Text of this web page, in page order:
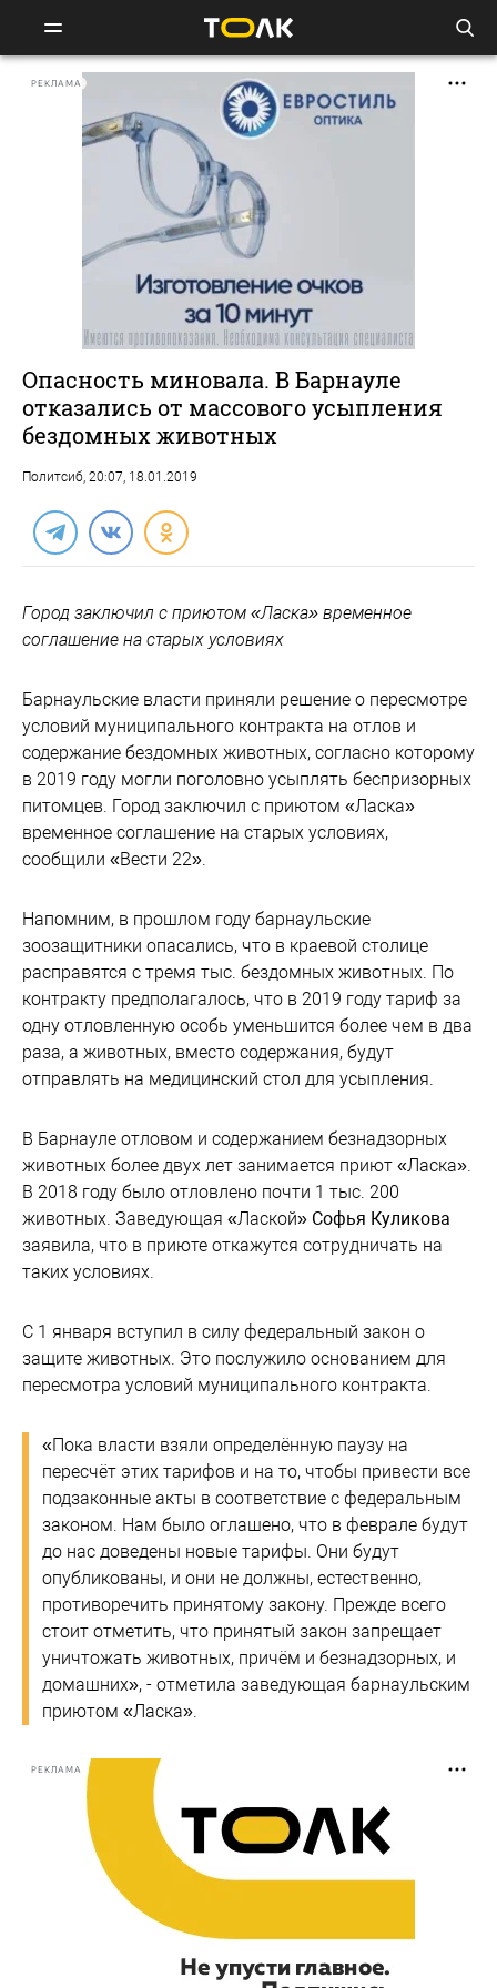
РЕКЛАМА
Опасность миновала. В Барнауле
отказались от массового усыпления
бездомных животных
Политсиб, 20:07, 18.01.2019
Город заключил с приютом «Ласка» временное
соглашение на старых условиях
Барнаульские власти приняли решение о пересмотре
условий муниципального контракта на отлов и
содержание бездомных животных, согласно которому
в 2019 году могли поголовно усыплять беспризорных
питомцев. Город заключил с приютом «Ласка»
временное соглашение на старых условиях,
сообщили «Вести 22».
Напомним, в прошлом году барнаульские
зоозащитники опасались, что в краевой столице
расправятся с тремя тыс. бездомных животных. По
контракту предполагалось, что в 2019 году тариф за
одну отловленную особь уменьшится более чем в два
раза, а животных, вместо содержания, будут
отправлять на медицинский стол для усыпления.
В Барнауле отловом и содержанием безнадзорных
животных более двух лет занимается приют «Ласка».
В 2018 году было отловлено почти 1 тыс. 200
животных. Заведующая «Лаской» Софья Куликова
заявила, что в приюте откажутся сотрудничать на
таких условиях.
С 1 января вступил в силу федеральный закон о
защите животных. Это послужило основанием для
пересмотра условий муниципального контракта.
«Пока власти взяли определённую паузу на
пересчёт этих тарифов и на то, чтобы привести все
подзаконные акты в соответствие с федеральным
законом. Нам было оглашено, что в феврале будут
до нас доведены новые тарифы. Они будут
опубликованы, и они не должны, естественно,
противоречить принятому закону. Прежде всего
стоит отметить, что принятый закон запрещает
уничтожать животных, причём и безнадзорных, и
домашних», - отметила заведующая барнаульским
приютом «Ласка».
РЕКЛАМА